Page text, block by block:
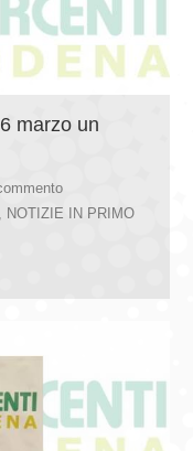
marzo un
, NOTIZIE IN PRIMO